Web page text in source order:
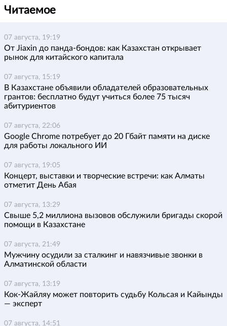
Читаемое
07 августа, 19:19
От Jiaxin до панда-бондов: как Казахстан открывает
рынок для китайского капитала
07 августа, 15:19
В Казахстане объявили обладателей образовательных
грантов: бесплатно будут учиться более 75 тысяч
абитуриентов
07 августа, 22:06
Google Chrome потребует до 20 Гбайт памяти на диске
для работы локального ИИ
07 августа, 19:05
Концерт, выставки и творческие встречи: как Алматы
отметит День Абая
07 августа, 13:29
Свыше 5,2 миллиона вызовов обслужили бригады скорой
помощи в Казахстане
07 августа, 21:49
Мужчину осудили за сталкинг и навязчивые звонки в
Алматинской области
07 августа, 13:19
Кок-Жайляу может повторить судьбу Кольсая и Кайынды
— эксперт
07 августа, 14:51